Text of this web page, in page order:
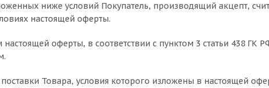
ниже условий Покупатель, производящий акцепт,
настоящей оферты.
настоящей оферты, в соответствии с пунктом 3 статьи 438 ГК
Товара, условия которого изложены в настоящей